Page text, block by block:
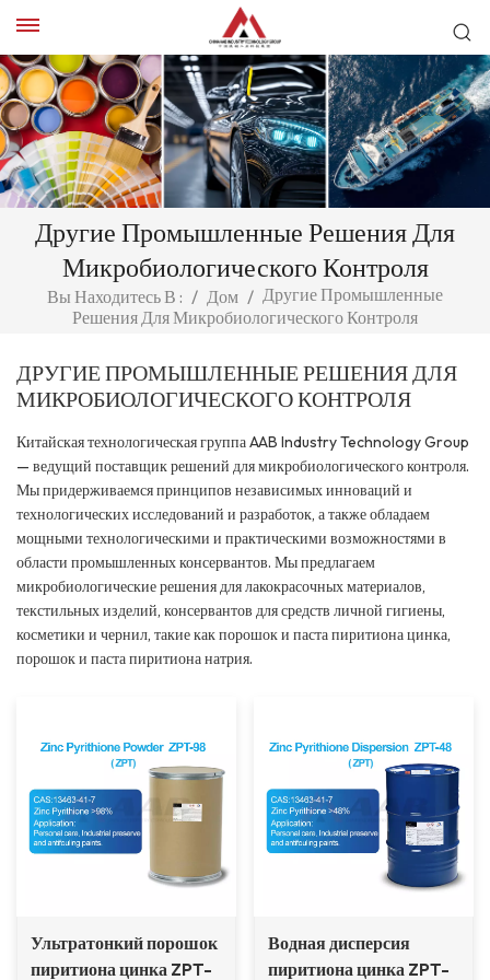
Другие Промышленные Решения Для
Микробиологического Контроля
Вы Находитесь В : / Дом / Другие Промышленные
Решения Для Микробиологического Контроля
ДРУГИЕ ПРОМЫШЛЕННЫЕ РЕШЕНИЯ ДЛЯ
МИКРОБИОЛОГИЧЕСКОГО КОНТРОЛЯ
Китайская технологическая группа AAB Industry Technology Group
— ведущий поставщик решений для микробиологического контроля.
Мы придерживаемся принципов независимых инноваций и
технологических исследований и разработок, а также обладаем
мощными технологическими и практическими возможностями в
области промышленных консервантов. Мы предлагаем
микробиологические решения для лакокрасочных материалов,
текстильных изделий, консервантов для средств личной гигиены,
косметики и чернил, такие как порошок и паста пиритиона цинка,
порошок и паста пиритиона натрия.
Ультратонкий порошок
пиритиона цинка ZPT-
Водная дисперсия
пиритиона цинка ZPT-